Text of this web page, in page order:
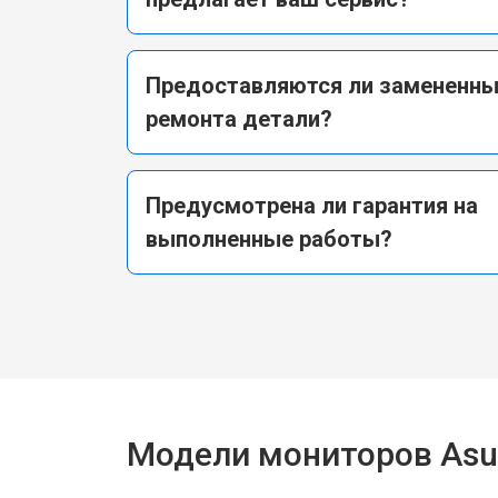
Предоставляются ли
ремонта детали?
Предусмотрена ли гарантия на
выполненные работы?
Модели мониторов